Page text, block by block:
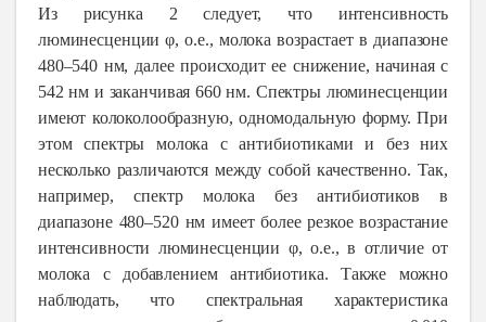
Из рисунка 2 следует, что интенсивность
люминесценции φ, о.е., молока возрастает в диапазоне
480–540 нм, далее происходит ее снижение, начиная с
542 нм и заканчивая 660 нм. Спектры люминесценции
имеют колоколообразную, одномодальную форму. При
этом спектры молока с антибиотиками и без них
несколько различаются между собой качественно. Так,
например, спектр молока без антибиотиков в
диапазоне 480–520 нм имеет более резкое возрастание
интенсивности люминесценции φ, о.е., в отличие от
молока с добавлением антибиотика. Также можно
наблюдать, что спектральная характеристика